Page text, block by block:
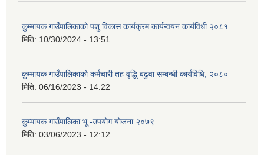
कुम्मायक गाउँपालिकाको पशु विकास कार्यक्रम कार्यन्वयन कार्यविधी २०८१
मिति: 10/30/2024 - 13:51
कुम्मायक गाउँपालिकाको कर्मचारी तह वृद्धि् बढुवा सम्बन्धी कार्यविधि, २०८०
मिति: 06/16/2023 - 14:22
कुम्मायक गाउँपालिका भू -उपयोग योजना २०७९
मिति: 03/06/2023 - 12:12